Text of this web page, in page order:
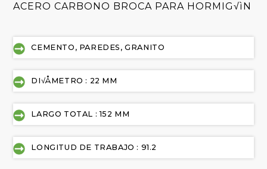
ACERO CARBONO BROCA PARA HORMIG√ìN
CEMENTO, PAREDES, GRANITO
DI√ÅMETRO : 22 MM
LARGO TOTAL : 152 MM
LONGITUD DE TRABAJO : 91.2